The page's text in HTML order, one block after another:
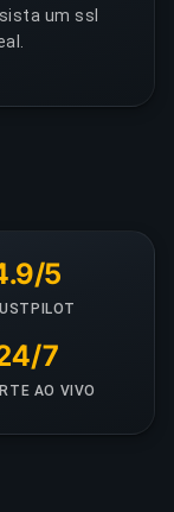
um ssl
5
7
AO VIVO